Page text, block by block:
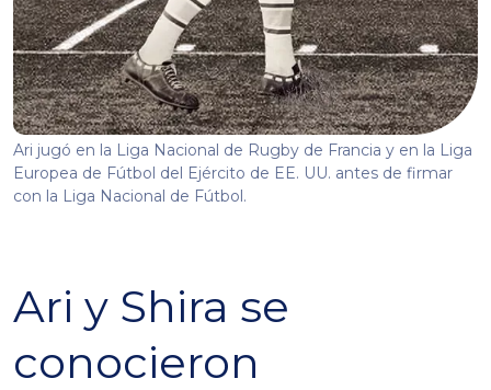
Ari jugó en la Liga Nacional de Rugby de Francia y en la Liga
Europea de Fútbol del Ejército de EE. UU. antes de firmar
con la Liga Nacional de Fútbol.
Ari y Shira se
conocieron